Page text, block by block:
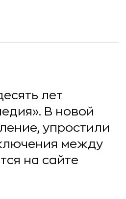
лет
В новой
упростили
между
на сайте